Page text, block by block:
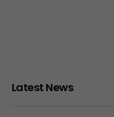
Latest News